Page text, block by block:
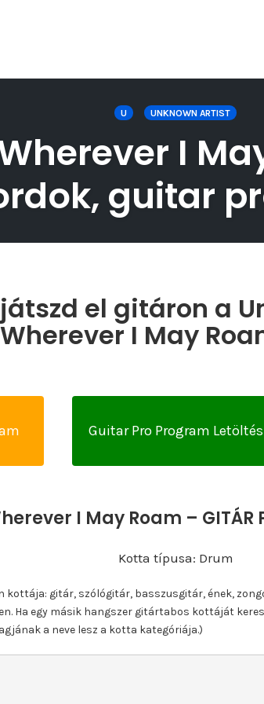
U UNKNOWN ARTIST
I
guitar
el gitáron a
Wherever I May
Guitar Pro Program Letöltés
I May Roam – GITÁR
Kotta típusa: Drum
kottája: gitár, szólógitár, basszusgitár, ének,
Ha egy másik hangszer gitártabos kottáját
a neve lesz a kotta kategóriája.)